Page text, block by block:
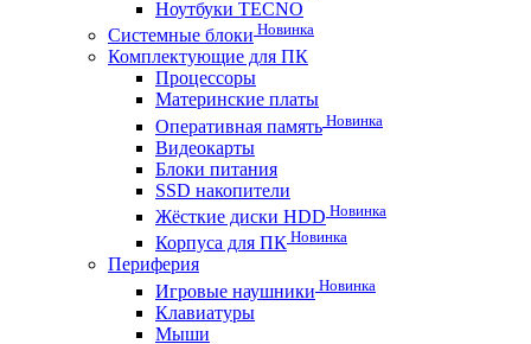
Ноутбуки TECNO
Системные блоки Новинка
Комплектующие для ПК
Процессоры
Материнские платы
Оперативная память Новинка
Видеокарты
Блоки питания
SSD накопители
Жёсткие диски HDD Новинка
Корпуса для ПК Новинка
Периферия
Игровые наушники Новинка
Клавиатуры
Мыши